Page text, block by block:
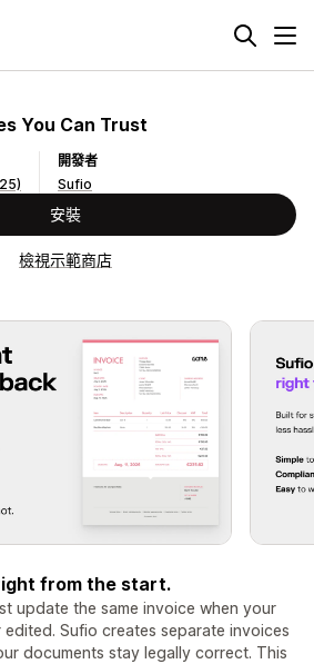
You Can Trust
開發者
Sufio
安裝
檢視示範商店
from the start.
update the same invoice when your
Sufio creates separate invoices
documents stay legally correct. This